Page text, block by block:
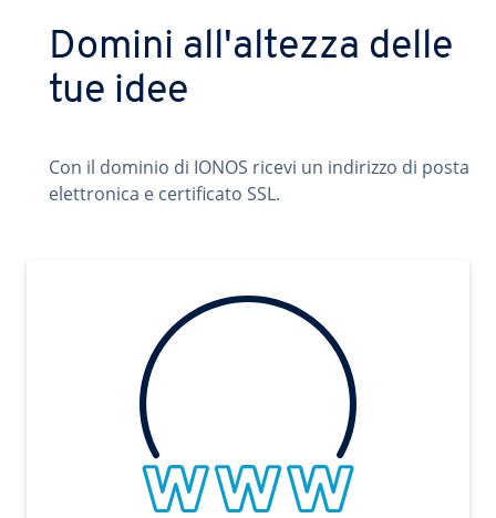
Domini all'altezza delle
tue idee
Con il dominio di IONOS ricevi un indirizzo di posta
elettronica e certificato SSL.